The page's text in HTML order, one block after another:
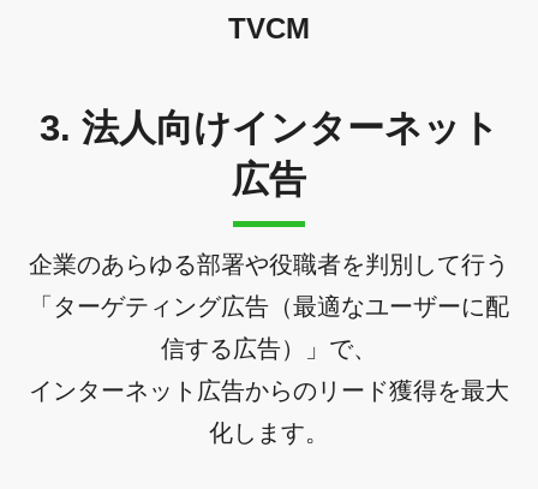
TVCM
3. 法人向けインターネット
広告
企業のあらゆる部署や役職者を判別して行う
「ターゲティング広告（最適なユーザーに配
信する広告）」で、
インターネット広告からのリード獲得を最大
化します。